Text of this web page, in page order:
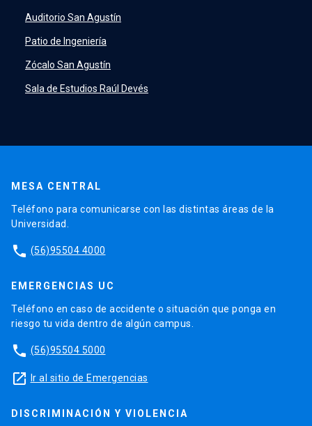
Auditorio San Agustín
Patio de Ingeniería
Zócalo San Agustín
Sala de Estudios Raúl Devés
MESA CENTRAL
Teléfono para comunicarse con las distintas áreas de la
Universidad.
phone (56)95504 4000
EMERGENCIAS UC
Teléfono en caso de accidente o situación que ponga en
riesgo tu vida dentro de algún campus.
phone (56)95504 5000
launch Ir al sitio de Emergencias
DISCRIMINACIÓN Y VIOLENCIA